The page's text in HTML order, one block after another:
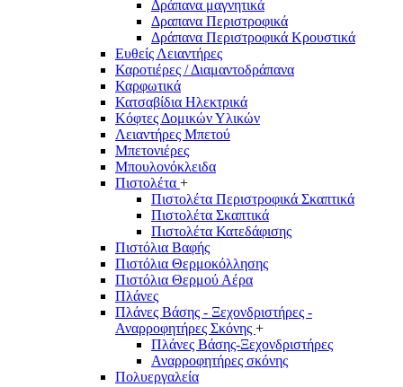
Δράπανα μαγνητικά
Δραπανα Περιστροφικά
Δράπανα Περιστροφικά Κρουστικά
Ευθείς Λειαντήρες
Καροτιέρες / Διαμαντοδράπανα
Καρφωτικά
Κατσαβίδια Ηλεκτρικά
Κόφτες Δομικών Υλικών
Λειαντήρες Μπετού
Μπετονιέρες
Μπουλονόκλειδα
Πιστολέτα +
Πιστολέτα Περιστροφικά Σκαπτικά
Πιστολέτα Σκαπτικά
Πιστολέτα Κατεδάφισης
Πιστόλια Βαφής
Πιστόλια Θερμοκόλλησης
Πιστόλια Θερμού Αέρα
Πλάνες
Πλάνες Βάσης - Ξεχονδριστήρες -
Αναρροφητήρες Σκόνης +
Πλάνες Βάσης-Ξεχονδριστήρες
Αναρροφητήρες σκόνης
Πολυεργαλεία